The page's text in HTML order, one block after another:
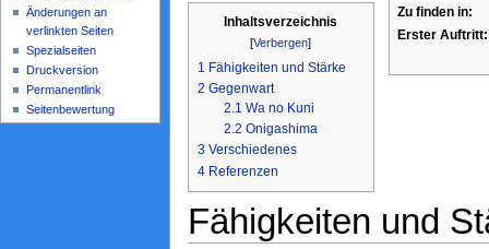
Zu finden in:
Erster Auftritt:
Inhaltsverzeichnis
[Verbergen]
1 Fähigkeiten und Stärke
2 Gegenwart
2.1 Wa no Kuni
2.2 Onigashima
3 Verschiedenes
4 Referenzen
Fähigkeiten und
Änderungen an
verlinkten Seiten
Spezialseiten
Druckversion
Permanentlink
Seitenbewertung